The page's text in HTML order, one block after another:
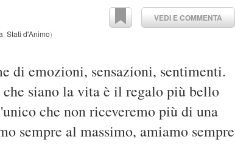
VEDI E COMMENTA
Stati d'Animo)
di emozioni, sensazioni, sentimenti.
siano la vita è il regalo più bello
che non riceveremo più di una
sempre al massimo, amiamo sempre